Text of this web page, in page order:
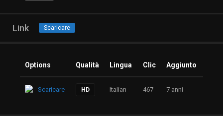
Link Scaricare
Options Qualità Lingua Clic Aggiunto
Scaricare HD Italian 467 7 anni